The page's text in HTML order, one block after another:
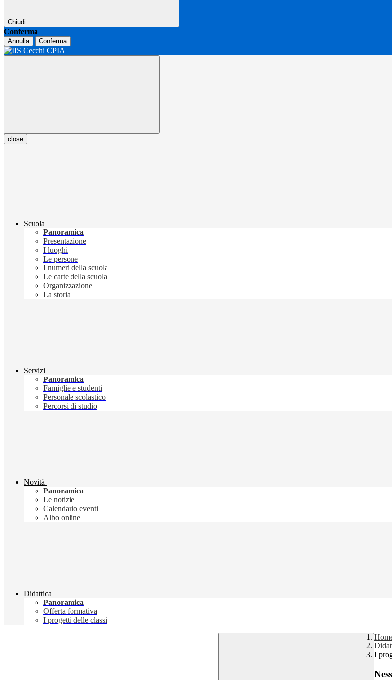
Chiudi
Conferma
Annulla Conferma
close
Scuola
Panoramica
Presentazione
I luoghi
Le persone
I numeri della scuola
Le carte della scuola
Organizzazione
La storia
Servizi
Panoramica
Famiglie e studenti
Personale scolastico
Percorsi di studio
Novità
Panoramica
Le notizie
Calendario eventi
Albo online
Didattica
Panoramica
Offerta formativa
I progetti delle classi
I